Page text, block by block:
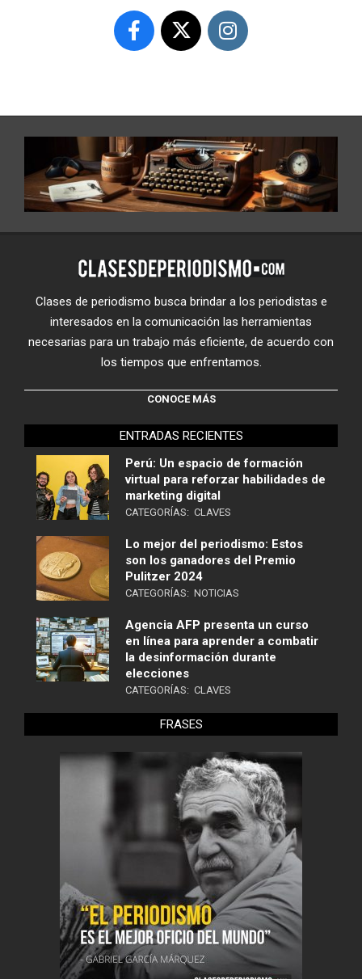
Clases de periodismo busca brindar a los periodistas e
interesados en la comunicación las herramientas
necesarias para un trabajo más eficiente, de acuerdo con
los tiempos que enfrentamos.
CONOCE MÁS
ENTRADAS RECIENTES
Perú: Un espacio de formación
virtual para reforzar habilidades de
marketing digital
CATEGORÍAS: CLAVES
Lo mejor del periodismo: Estos
son los ganadores del Premio
Pulitzer 2024
CATEGORÍAS: NOTICIAS
Agencia AFP presenta un curso
en línea para aprender a combatir
la desinformación durante
elecciones
CATEGORÍAS: CLAVES
FRASES